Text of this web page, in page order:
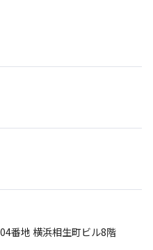
番地 横浜相生町ビル8階